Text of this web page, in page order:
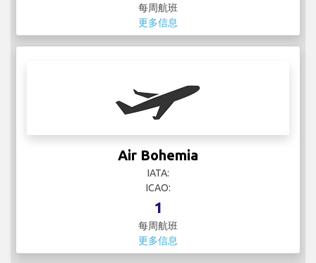
每周航班
更多信息
Air Bohemia
IATA:
ICAO:
1
每周航班
更多信息